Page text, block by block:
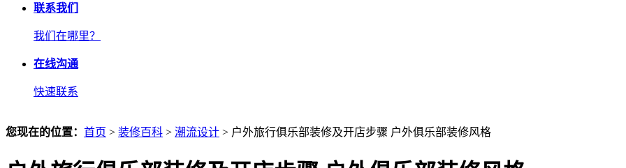
联系我们
我们在哪里？
在线沟通
快速联系
您现在的位置： 首页 > 装修百科 > 潮流设计 > 户外旅行俱乐部装修及开店步骤 户外俱乐部装修风格